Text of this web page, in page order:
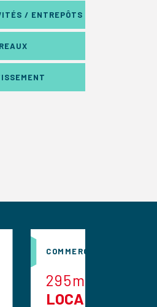
/ ENTREPÔTS